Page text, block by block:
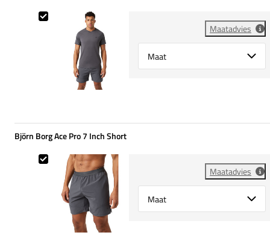
Maatadvies
Select {option} for {name}
Björn Borg Ace Tee
Björn Borg Ace Pro 7 Inch Short
Maatadvies
Select {option} for {name}
Björn Borg Ace Pro 7 Inch Short